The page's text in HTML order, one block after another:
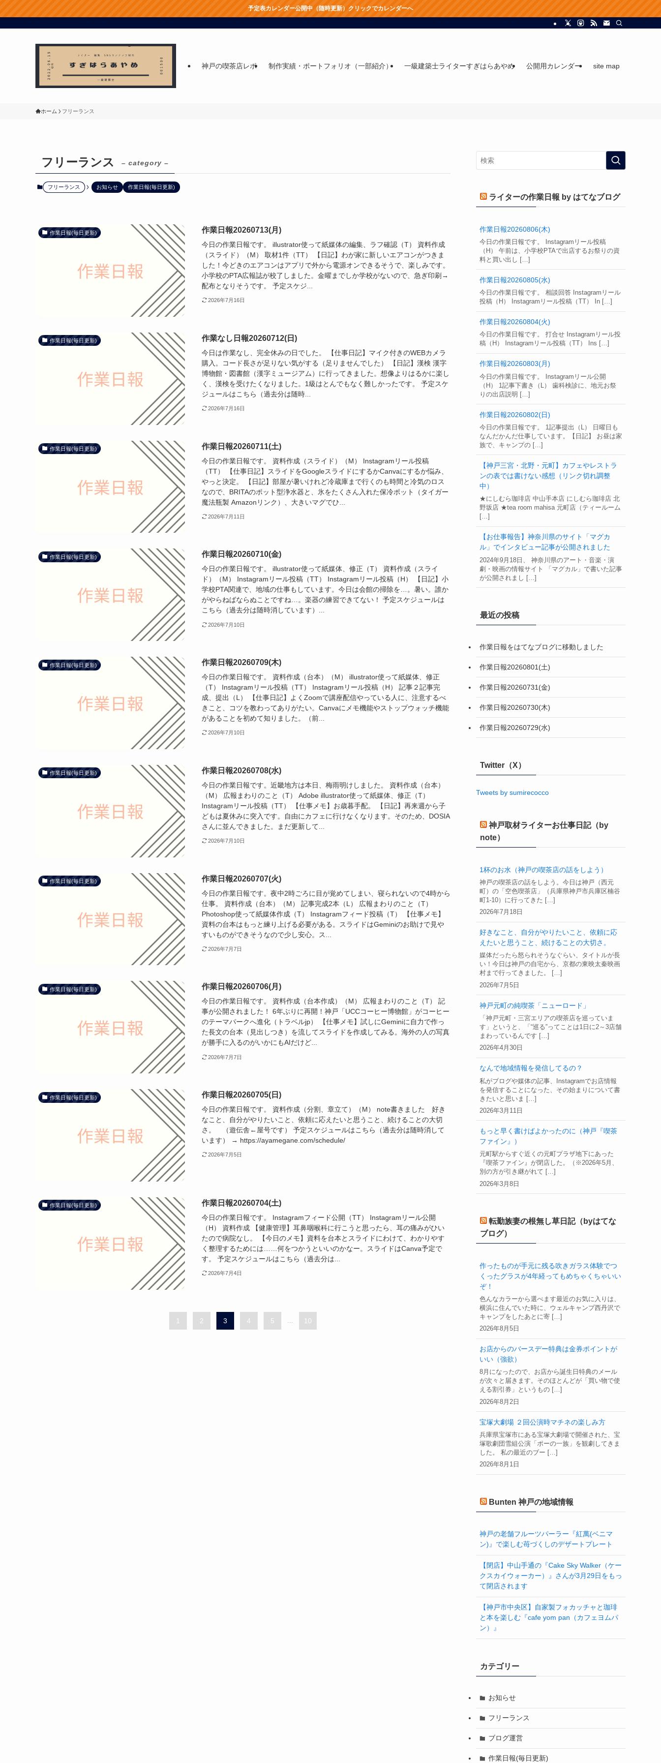
予定表カレンダー公開中（随時更新）クリックでカレンダーへ
神戸の喫茶店レポ 制作実績・ポートフォリオ（一部紹介） 一級建築士ライターすぎはらあやめ 公開用カレンダー site map
ホーム フリーランス
フリーランス – category –
フリーランス お知らせ 作業日報(毎日更新)
作業日報(毎日更新) 作業日報20260713(月)
今日の作業日報です。 illustrator使って紙媒体の編集、ラフ確認（T） 資料作成
（スライド）（M） 取材1件（TT） 【日記】わが家に新しいエアコンがつきま
した！今どきのエアコンはアプリで外から電源オンできるそうで、楽しみです。
小学校のPTA広報誌が校了しました。金曜までしか学校がないので、急ぎ印刷→
配布となりそうです。 予定スケジ...
2026年7月16日
作業日報(毎日更新) 作業なし日報20260712(日)
今日は作業なし、完全休みの日でした。 【仕事日記】マイク付きのWEBカメラ
購入。コード長さが足りない気がする（足りませんでした） 【日記】漢検 漢字
博物館・図書館（漢字ミュージアム）に行ってきました。想像よりはるかに楽し
く、漢検を受けたくなりました。1級はとんでもなく難しかったです。 予定スケ
ジュールはこちら（過去分は随時...
2026年7月16日
作業日報(毎日更新) 作業日報20260711(土)
今日の作業日報です。 資料作成（スライド）（M） Instagramリール投稿
（TT） 【仕事日記】スライドをGoogleスライドにするかCanvaにするか悩み、
やっと決定。 【日記】部屋が暑いけれど冷蔵庫まで行くのも時間と冷気のロス
なので、BRITAのポット型浄水器と、氷をたくさん入れた保冷ポット（タイガー
魔法瓶製 Amazonリンク）、大きいマグでひ...
2026年7月11日
作業日報(毎日更新) 作業日報20260710(金)
今日の作業日報です。 illustrator使って紙媒体、修正（T） 資料作成（スライ
ド）（M） Instagramリール投稿（TT） Instagramリール投稿（H） 【日記】小
学校PTA関連で、地域の仕事もしています。今日は会館の掃除を…。暑い。誰か
がやらねばならぬことですね…。楽器の練習できてない！ 予定スケジュールは
こちら（過去分は随時消しています）...
2026年7月10日
作業日報(毎日更新) 作業日報20260709(木)
今日の作業日報です。 資料作成（台本）（M） illustrator使って紙媒体、修正
（T） Instagramリール投稿（TT） Instagramリール投稿（H） 記事２記事完
成、提出（L） 【仕事日記】よくZoomで講座配信やっている人に、注意するべ
きこと、コツを教わってありがたい。Canvaにメモ機能やストップウォッチ機能
があることを初めて知りました。（前...
2026年7月10日
作業日報(毎日更新) 作業日報20260708(水)
今日の作業日報です。近畿地方は本日、梅雨明けしました。 資料作成（台本）
（M） 広報まわりのこと（T） Adobe illustrator使って紙媒体、修正（T）
Instagramリール投稿（TT） 【仕事メモ】お歳暮手配。 【日記】再来週から子
どもは夏休みに突入です。自由にカフェに行けなくなります。そのため、DOSIA
さんに並んできました。まだ更新して...
2026年7月10日
作業日報(毎日更新) 作業日報20260707(火)
今日の作業日報です。夜中2時ごろに目が覚めてしまい、寝られないので4時から
仕事。 資料作成（台本）（M） 記事完成2本（L） 広報まわりのこと（T）
Photoshop使って紙媒体作成（T） Instagramフィード投稿（T） 【仕事メモ】
資料の台本はもっと練り上げる必要がある。スライドはGeminiのお助けで見や
すいものができそうなので少し安心。ス...
2026年7月7日
作業日報(毎日更新) 作業日報20260706(月)
今日の作業日報です。 資料作成（台本作成）（M） 広報まわりのこと（T） 記
事が公開されました！ 6年ぶりに再開！神戸「UCCコーヒー博物館」がコーヒー
のテーマパークへ進化（トラベルjp） 【仕事メモ】試しにGeminiに自力で作っ
た長文の台本（見出しつき）を流してスライドを作成してみる。海外の人の写真
が勝手に入るのがいかにもAIだけど...
2026年7月7日
作業日報(毎日更新) 作業日報20260705(日)
今日の作業日報です。 資料作成（分割、章立て）（M） note書きました 好き
なこと、自分がやりたいこと、依頼に応えたいと思うこと、続けることの大切
さ。 （遊伝舎←屋号です） 予定スケジュールはこちら（過去分は随時消して
います） → https://ayamegane.com/schedule/
2026年7月5日
作業日報(毎日更新) 作業日報20260704(土)
今日の作業日報です。 Instagramフィード公開（TT） Instagramリール公開
（H） 資料作成 【健康管理】耳鼻咽喉科に行こうと思ったら、耳の痛みがひい
たので病院なし。 【今日のメモ】資料を台本とスライドにわけて、わかりやす
く整理するためには……何をつかうといいのかなー。スライドはCanva予定で
す。 予定スケジュールはこちら（過去分は...
2026年7月4日
1 2 3 4 5 10
ライターの作業日報 by はてなブログ
作業日報20260806(木)
今日の作業日報です。 Instagramリール投稿
（H） 午前は、小学校PTAで出店するお祭りの資
料と買い出し […]
作業日報20260805(水)
今日の作業日報です。 相談回答 Instagramリール
投稿（H） Instagramリール投稿（TT） In […]
作業日報20260804(火)
今日の作業日報です。 打合せ Instagramリール投
稿（H） Instagramリール投稿（TT） Ins […]
作業日報20260803(月)
今日の作業日報です。 Instagramリール公開
（H） 1記事下書き（L） 歯科検診に、地元お祭
りの出店説明 […]
作業日報20260802(日)
今日の作業日報です。 1記事提出（L） 日曜日も
なんだかんだ仕事しています。【日記】 お昼は家
族で、キャンプの […]
【神戸三宮・北野・元町】カフェやレストラ
ンの表では書けない感想（リンク切れ調整
中）
★にしむら珈琲店 中山手本店 にしむら珈琲店 北
野坂店 ★tea room mahisa 元町店（ティールーム
[…]
【お仕事報告】神奈川県のサイト「マグカ
ル」でインタビュー記事が公開されました
2024年9月18日、 神奈川県のアート・音楽・演
劇・映画の情報サイト 「マグカル」で書いた記事
が公開されまし […]
最近の投稿
作業日報をはてなブログに移動しました
作業日報20260801(土)
作業日報20260731(金)
作業日報20260730(木)
作業日報20260729(水)
Twitter（X）
Tweets by sumirecocco
神戸取材ライターお仕事日記（by
note）
1杯のお水（神戸の喫茶店の話をしよう）
2026年7月18日
神戸の喫茶店の話をしよう。今日は神戸（西元
町）の「空色喫茶店」（兵庫県神戸市兵庫区楠谷
町1-10）に行ってきた […]
好きなこと、自分がやりたいこと、依頼に応
えたいと思うこと、続けることの大切さ。
2026年7月5日
媒体だったら怒られそうなぐらい、タイトルが長
い！今日は神戸の自宅から、京都の東映太秦映画
村まで行ってきました。 […]
神戸元町の純喫茶「ニューロード」
2026年4月30日
「神戸元町・三宮エリアの喫茶店を巡っていま
す」というと、「“巡る”ってことは1日に2～3店舗
まわっているんです […]
なんで地域情報を発信してるの？
2026年3月11日
私がブログや媒体の記事、Instagramでお店情報
を発信することになった、その始まりについて書
きたいと思いま […]
もっと早く書けばよかったのに（神戸『喫茶
ファイン』）
2026年3月8日
元町駅からすぐ近くの元町プラザ地下にあった
『喫茶ファイン』が閉店した。（※2026年5月、
別の方が引き継がれて […]
転勤族妻の根無し草日記（byはてな
ブログ）
作ったものが手元に残る吹きガラス体験でつ
くったグラスが4年経ってもめちゃくちゃいい
ぞ！
2026年8月5日
色んなカラーから選べます最近のお気に入りは、
横浜に住んでいた時に、ウェルキャンプ西丹沢で
キャンプをしたあとに寄 […]
お店からのバースデー特典は金券ポイントが
いい（強欲）
2026年8月2日
8月になったので、お店から誕生日特典のメール
が次々と届きます。そのほとんどが「買い物で使
える割引券」というもの […]
宝塚大劇場 ２回公演時マチネの楽しみ方
2026年8月1日
兵庫県宝塚市にある宝塚大劇場で開催された、宝
塚歌劇団雪組公演「ポーの一族」を観劇してきま
した。 私の最近のブー […]
Bunten 神戸の地域情報
神戸の老舗フルーツパーラー『紅萬(ベニマ
ン)』で楽しむ苺づくしのデザートプレート
【閉店】中山手通の『Cake Sky Walker（ケー
クスカイウォーカー）』さんが3月29日をもっ
て閉店されます
【神戸市中央区】自家製フォカッチャと珈琲
と本を楽しむ『cafe yom pan（カフェヨムパ
ン）』
カテゴリー
お知らせ
フリーランス
ブログ運営
作業日報(毎日更新)